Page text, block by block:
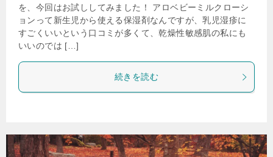
を、今回はお試ししてみました！ アロベビーミルクローシ
ョンって新生児から使える保湿剤なんですが、乳児湿疹に
すごくいいという口コミが多くて、乾燥性敏感肌の私にも
いいのでは […]
続きを読む